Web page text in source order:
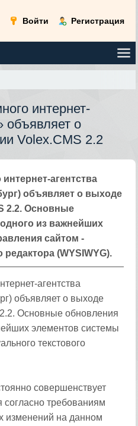
Войти Регистрация
интернет-
объявляет о
Volex.CMS 2.2
агентства
объявляет о выходе
2.2. Основные
из важнейших
сайтом -
редактора (WYSIWYG).
агентства
объявляет о выходе
Основные обновления
элементов системы
текстового
совершенствует
требованиям
изменений на данном